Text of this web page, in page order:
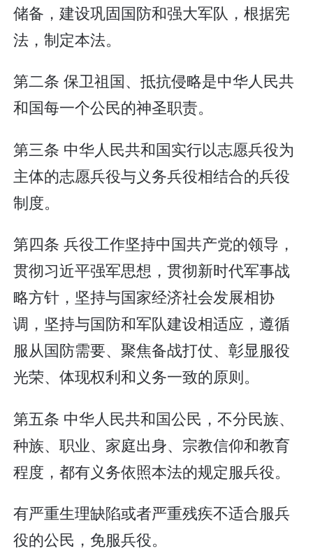
储备，建设巩固国防和强大军队，根据宪
法，制定本法。
第二条 保卫祖国、抵抗侵略是中华人民共
和国每一个公民的神圣职责。
第三条 中华人民共和国实行以志愿兵役为
主体的志愿兵役与义务兵役相结合的兵役
制度。
第四条 兵役工作坚持中国共产党的领导，
贯彻习近平强军思想，贯彻新时代军事战
略方针，坚持与国家经济社会发展相协
调，坚持与国防和军队建设相适应，遵循
服从国防需要、聚焦备战打仗、彰显服役
光荣、体现权利和义务一致的原则。
第五条 中华人民共和国公民，不分民族、
种族、职业、家庭出身、宗教信仰和教育
程度，都有义务依照本法的规定服兵役。
有严重生理缺陷或者严重残疾不适合服兵
役的公民，免服兵役。